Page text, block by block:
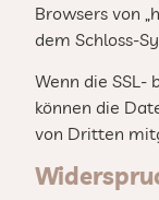
Browsers von
dem Schloss-
Wenn die SSL-
können die
von Dritten